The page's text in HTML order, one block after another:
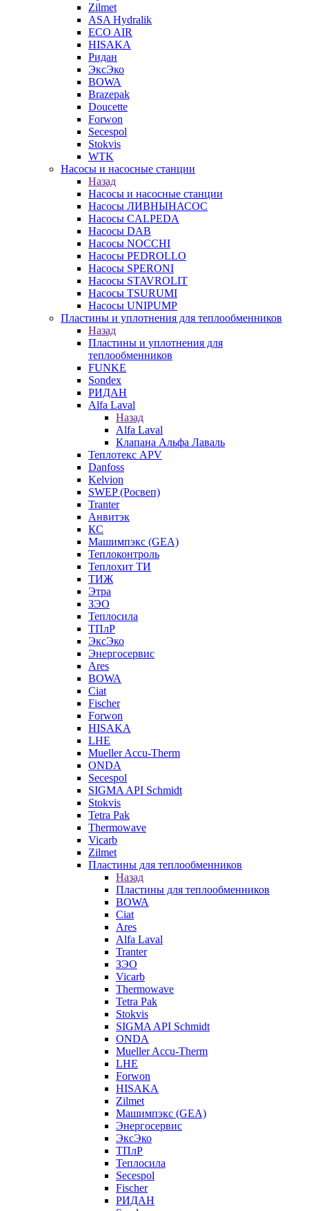
Zilmet
ASA Hydralik
ECO AIR
HISAKA
Ридан
ЭксЭко
BOWA
Brazepak
Doucette
Forwon
Secespol
Stokvis
WTK
Насосы и насосные станции
Назад
Насосы и насосные станции
Насосы ЛИВНЫНАСОС
Насосы CALPEDA
Насосы DAB
Насосы NOCCHI
Насосы PEDROLLO
Насосы SPERONI
Насосы STAVROLIT
Насосы TSURUMI
Насосы UNIPUMP
Пластины и уплотнения для теплообменников
Назад
Пластины и уплотнения для
теплообменников
FUNKE
Sondex
РИДАН
Alfa Laval
Назад
Alfa Laval
Клапана Альфа Лаваль
Теплотекс APV
Danfoss
Kelvion
SWEP (Росвеп)
Tranter
Анвитэк
КС
Машимпэкс (GEA)
Теплоконтроль
Теплохит ТИ
ТИЖ
Этра
ЗЭО
Теплосила
ТПлР
ЭксЭко
Энергосервис
Ares
BOWA
Ciat
Fischer
Forwon
HISAKA
LHE
Mueller Accu-Therm
ONDA
Secespol
SIGMA API Schmidt
Stokvis
Tetra Pak
Thermowave
Vicarb
Zilmet
Пластины для теплообменников
Назад
Пластины для теплообменников
BOWA
Ciat
Ares
Alfa Laval
Tranter
ЗЭО
Vicarb
Thermowave
Tetra Pak
Stokvis
SIGMA API Schmidt
ONDA
Mueller Accu-Therm
LHE
Forwon
HISAKA
Zilmet
Машимпэкс (GEA)
Энергосервис
ЭксЭко
ТПлР
Теплосила
Secespol
Fischer
РИДАН